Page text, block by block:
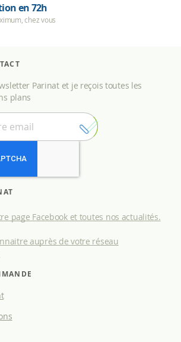
en 72h
chez vous
Parinat et je reçois toutes les
plans
page Facebook et toutes nos actualités.
auprès de votre réseau